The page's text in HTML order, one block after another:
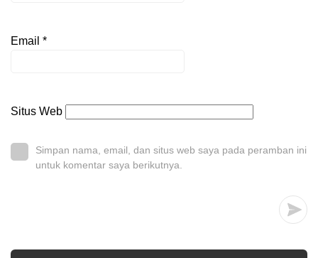
Email *
Situs Web
Simpan nama, email, dan situs web saya pada peramban ini
untuk komentar saya berikutnya.